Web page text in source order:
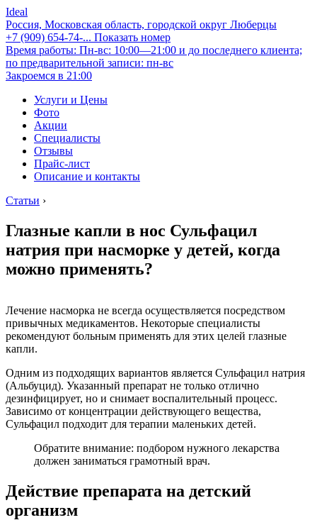
Ideal
Россия, Московская область, городской округ Люберцы
+7 (909) 654-74-... Показать номер
Время работы: Пн-вс: 10:00—21:00 и до последнего клиента;
по предварительной записи: пн-вс
Закроемся в 21:00
Услуги и Цены
Фото
Акции
Специалисты
Отзывы
Прайс-лист
Описание и контакты
Статьи ›
Глазные капли в нос Сульфацил
натрия при насморке у детей, когда
можно применять?
Лечение насморка не всегда осуществляется посредством
привычных медикаментов. Некоторые специалисты
рекомендуют больным применять для этих целей глазные
капли.
Одним из подходящих вариантов является Сульфацил натрия
(Альбуцид). Указанный препарат не только отлично
дезинфицирует, но и снимает воспалительный процесс.
Зависимо от концентрации действующего вещества,
Сульфацил подходит для терапии маленьких детей.
Обратите внимание: подбором нужного лекарства
должен заниматься грамотный врач.
Действие препарата на детский
организм